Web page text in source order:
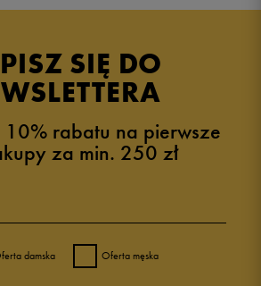
SIĘ DO
rabatu na pierwsze
za min. 250 zł
damska Oferta męska